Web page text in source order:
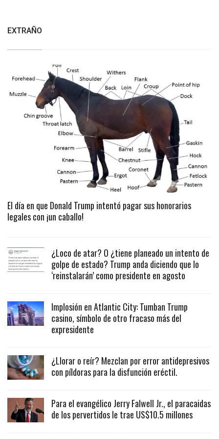
EXTRAÑO
El día en que Donald Trump intentó pagar sus honorarios
legales con ¡un caballo!
¿Loco de atar? O ¿tiene planeado un intento de
golpe de estado? Trump anda diciendo que lo
‘reinstalarán’ como presidente en agosto
Implosión en Atlantic City: Tumban Trump
casino, símbolo de otro fracaso más del
expresidente
¿Llorar o reír? Mezclan por error antidepresivos
con píldoras para la disfunción eréctil.
Para el evangélico Jerry Falwell Jr., el paracaidas
de los pervertidos le trae US$10.5 millones